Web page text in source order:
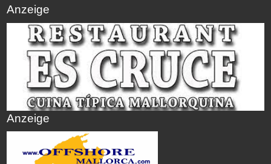
Anzeige
Anzeige